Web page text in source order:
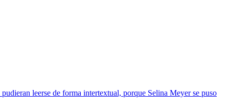
leerse de forma intertextual, porque Selina Meyer se puso